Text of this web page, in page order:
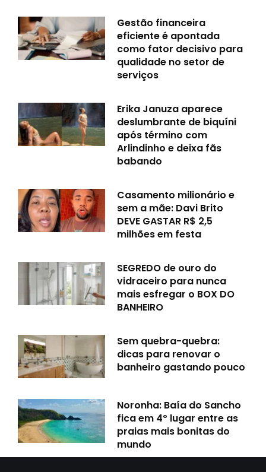
Gestão financeira
eficiente é apontada
como fator decisivo para
qualidade no setor de
serviços
Erika Januza aparece
deslumbrante de biquíni
após término com
Arlindinho e deixa fãs
babando
Casamento milionário e
sem a mãe: Davi Brito
DEVE GASTAR R$ 2,5
milhões em festa
SEGREDO de ouro do
vidraceiro para nunca
mais esfregar o BOX DO
BANHEIRO
Sem quebra-quebra:
dicas para renovar o
banheiro gastando pouco
Noronha: Baía do Sancho
fica em 4º lugar entre as
praias mais bonitas do
mundo